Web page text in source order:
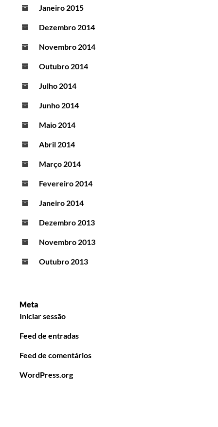
Janeiro 2015
Dezembro 2014
Novembro 2014
Outubro 2014
Julho 2014
Junho 2014
Maio 2014
Abril 2014
Março 2014
Fevereiro 2014
Janeiro 2014
Dezembro 2013
Novembro 2013
Outubro 2013
Meta
Iniciar sessão
Feed de entradas
Feed de comentários
WordPress.org